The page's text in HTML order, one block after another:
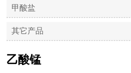
甲酸盐
其它产品
乙酸锰